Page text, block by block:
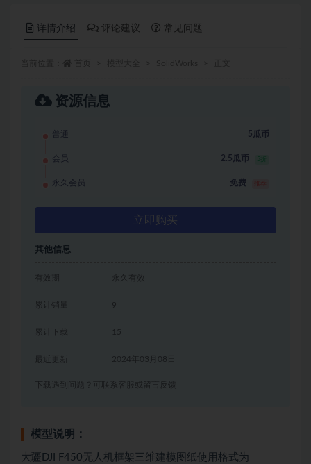
详情介绍 评论建议 常见问题
资源信息
普通 5瓜币
会员 2.5瓜币 5折
永久会员 免费
立即购买
其他信息
有效期 永久有效
累计销量 9
累计下载 15
2024年03月08日
下载遇到问题？可联系客服或留言反馈
模型说明：
大疆DJI F450无人机框架三维建模图纸使用格式为